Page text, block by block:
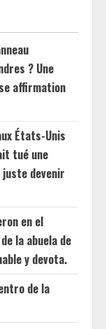
? Une
affirmation
États-Unis
tué une
devenir
en el
la abuela de
y devota.
de la